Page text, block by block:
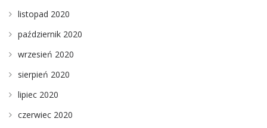
listopad 2020
październik 2020
wrzesień 2020
sierpień 2020
lipiec 2020
czerwiec 2020